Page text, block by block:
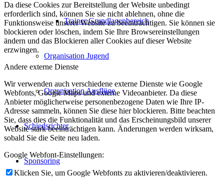
Trainer Grundlagenbereich
Organisation Jugend
Organisation Ausflüge
Schiedsrichter
Sponsoring
Da diese Cookies zur Bereitstellung der Website unbedingt
erforderlich sind, können Sie sie nicht ablehnen, ohne die
Funktionsweise unserer Website zu beeinträchtigen. Sie können sie
blockieren oder löschen, indem Sie Ihre Browsereinstellungen
ändern und das Blockieren aller Cookies auf dieser Website
erzwingen.
Andere externe Dienste
Wir verwenden auch verschiedene externe Dienste wie Google
Webfonts, Google Maps und externe Videoanbieter. Da diese
Anbieter möglicherweise personenbezogene Daten wie Ihre IP-
Adresse sammeln, können Sie diese hier blockieren. Bitte beachten
Sie, dass dies die Funktionalität und das Erscheinungsbild unserer
Website stark beeinträchtigen kann. Änderungen werden wirksam,
sobald Sie die Seite neu laden.
Google Webfont-Einstellungen:
Klicken Sie, um Google Webfonts zu aktivieren/deaktivieren.